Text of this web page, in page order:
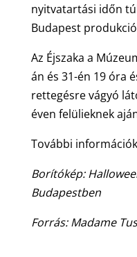
nyitvatartási időn
Budapest
Az Éjszaka a
án és 31-én 19 óra
rettegésre vágyó
éven felülieknek
További információk
Borítókép:
Budapestben
Forrás: Madame